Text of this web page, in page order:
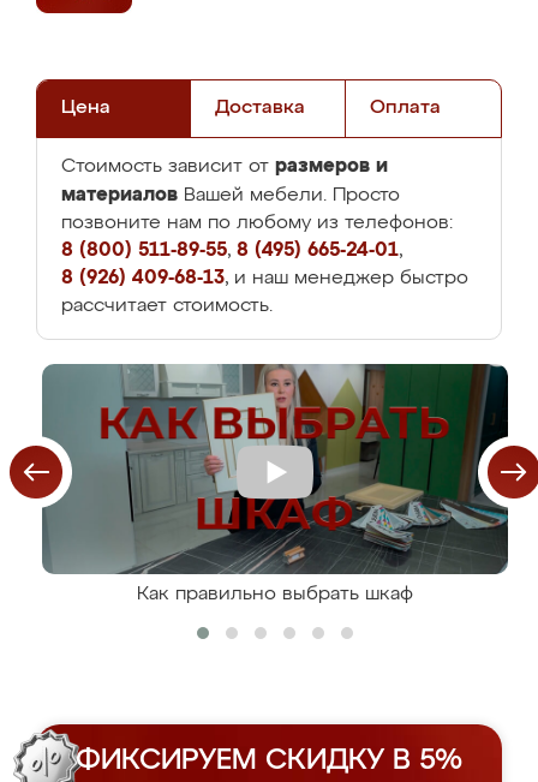
Цена Доставка Оплата
Стоимость зависит от размеров и
материалов Вашей мебели. Просто
позвоните нам по любому из телефонов:
8 (800) 511-89-55, 8 (495) 665-24-01,
8 (926) 409-68-13, и наш менеджер быстро
рассчитает стоимость.
Как правильно выбрать шкаф
ФИКСИРУЕМ СКИДКУ В 5%